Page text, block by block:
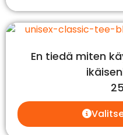
En tiedä miten